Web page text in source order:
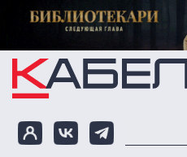
Перейти к основному